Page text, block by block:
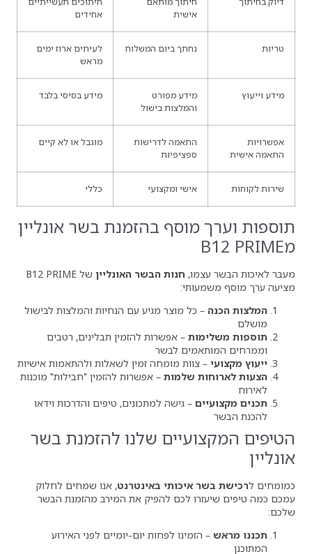
אחידים
נחתך ביום המשלוח
לעיתים ארוז ימים
מידע מפורט
מידע בסיסי בלבד
התאמה לדרישות
ספציפיות
מוגבל או לא קיים
אישי ומקצועי כללי
בהזמנת בשר אונליין
חנות הבשר האונליין
של B12 PRIME
כל מוצר מגיע עם הנחיות והמלצות לבישול
– אפשרות להזמין תבלינים, רטבים
לבשר
מומחה זמין לשאלות ולהתאמות אישיות
שלמות– אפשרות להזמין "חבילות" מוכנות
– גישה למתכונים, טיפים והדרכות וידאו
שלנו להזמנת בשר
איכותי באינטרנט, אנו שמחים לחלוק
לכם להפיק את המירב מהזמנת הבשר
לפחות יום-יומיים לפני האירוע